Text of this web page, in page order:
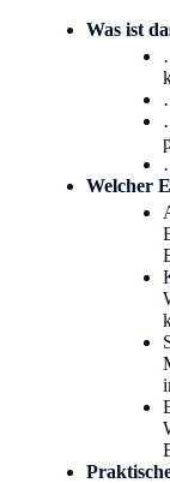
Was ist
Welcher